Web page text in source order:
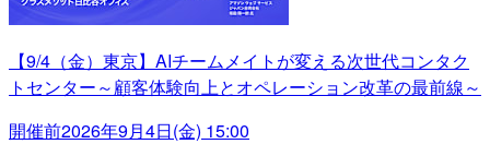
【9/4（金）東京】AIチームメイトが変える次世代コンタク
トセンター～顧客体験向上とオペレーション改革の最前線～
開催前2026年9月4日(金) 15:00